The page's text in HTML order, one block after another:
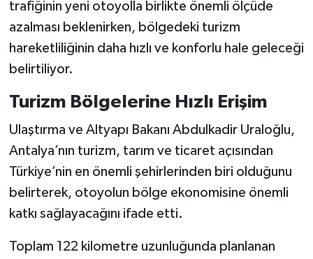
trafiğinin yeni otoyolla birlikte önemli ölçüde
azalması beklenirken, bölgedeki turizm
hareketliliğinin daha hızlı ve konforlu hale geleceği
belirtiliyor.
Turizm Bölgelerine Hızlı Erişim
Ulaştırma ve Altyapı Bakanı Abdulkadir Uraloğlu,
Antalya’nın turizm, tarım ve ticaret açısından
Türkiye’nin en önemli şehirlerinden biri olduğunu
belirterek, otoyolun bölge ekonomisine önemli
katkı sağlayacağını ifade etti.
Toplam 122 kilometre uzunluğunda planlanan